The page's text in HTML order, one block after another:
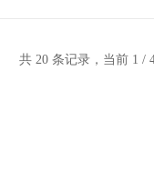
共 20 条记录，当前 1